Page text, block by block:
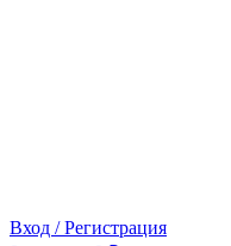
Вход / Регистрация